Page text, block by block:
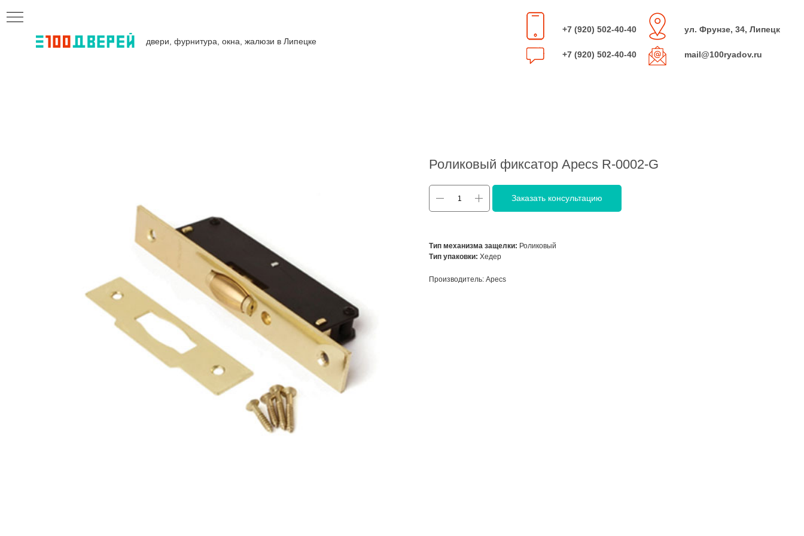
двери, фурнитура, окна, жалюзи в Липецке
+7 (920) 502-40-40
+7 (920) 502-40-40
ул. Фрунзе, 34, Липецк
mail@100ryadov.ru
Роликовый фиксатор Apecs R-0002-G
Заказать консультацию
Тип механизма защелки: Роликовый
Тип упаковки: Хедер
Производитель: Apecs